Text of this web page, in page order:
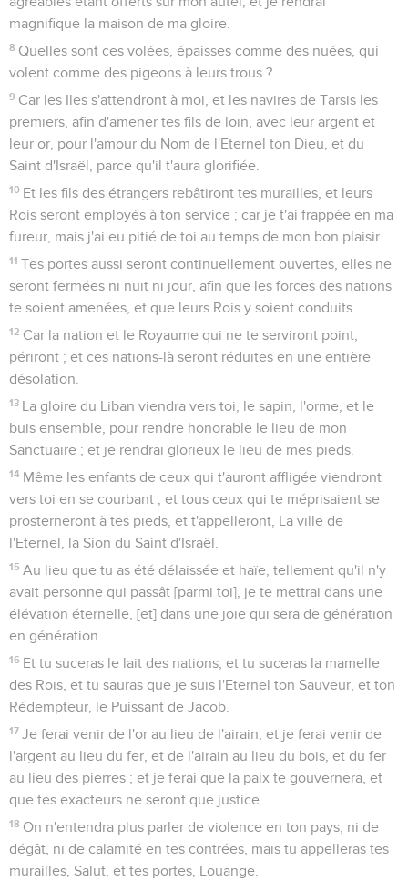
magnifique la maison de ma gloire.
8 Quelles sont ces volées, épaisses comme des nuées, qui
volent comme des pigeons à leurs trous ?
9 Car les Iles s'attendront à moi, et les navires de Tarsis les
premiers, afin d'amener tes fils de loin, avec leur argent et
leur or, pour l'amour du Nom de l'Eternel ton Dieu, et du
Saint d'Israël, parce qu'il t'aura glorifiée.
10 Et les fils des étrangers rebâtiront tes murailles, et leurs
Rois seront employés à ton service ; car je t'ai frappée en ma
fureur, mais j'ai eu pitié de toi au temps de mon bon plaisir.
11 Tes portes aussi seront continuellement ouvertes, elles ne
seront fermées ni nuit ni jour, afin que les forces des nations
te soient amenées, et que leurs Rois y soient conduits.
12 Car la nation et le Royaume qui ne te serviront point,
périront ; et ces nations-là seront réduites en une entière
désolation.
13 La gloire du Liban viendra vers toi, le sapin, l'orme, et le
buis ensemble, pour rendre honorable le lieu de mon
Sanctuaire ; et je rendrai glorieux le lieu de mes pieds.
14 Même les enfants de ceux qui t'auront affligée viendront
vers toi en se courbant ; et tous ceux qui te méprisaient se
prosterneront à tes pieds, et t'appelleront, La ville de
l'Eternel, la Sion du Saint d'Israël.
15 Au lieu que tu as été délaissée et haïe, tellement qu'il n'y
avait personne qui passât [parmi toi], je te mettrai dans une
élévation éternelle, [et] dans une joie qui sera de génération
en génération.
16 Et tu suceras le lait des nations, et tu suceras la mamelle
des Rois, et tu sauras que je suis l'Eternel ton Sauveur, et ton
Rédempteur, le Puissant de Jacob.
17 Je ferai venir de l'or au lieu de l'airain, et je ferai venir de
l'argent au lieu du fer, et de l'airain au lieu du bois, et du fer
au lieu des pierres ; et je ferai que la paix te gouvernera, et
que tes exacteurs ne seront que justice.
18 On n'entendra plus parler de violence en ton pays, ni de
dégât, ni de calamité en tes contrées, mais tu appelleras tes
murailles, Salut, et tes portes, Louange.